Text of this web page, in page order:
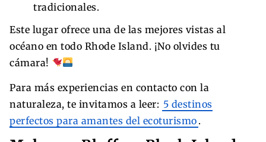
tradicionales.
Este lugar ofrece una de las mejores vistas al
océano en todo Rhode Island. ¡No olvides tu
cámara!
Para más experiencias en contacto con la
naturaleza, te invitamos a leer: 5 destinos
perfectos para amantes del ecoturismo .